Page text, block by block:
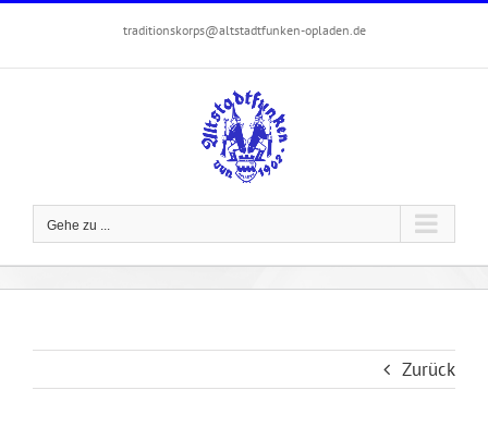
springen
traditionskorps@altstadtfunken-opladen.de
Gehe zu ...
Zurück